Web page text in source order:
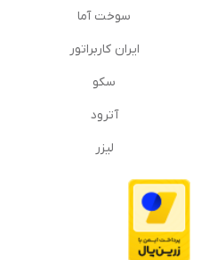
سوخت آما
ایران کاربراتور
سکو
آترود
لیزر